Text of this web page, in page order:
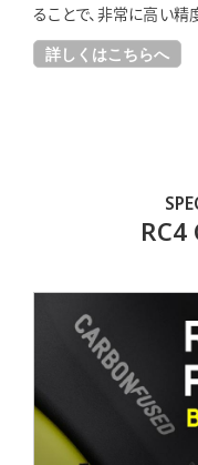
ることで、非常に高い精
詳しくはこちらへ
RC4